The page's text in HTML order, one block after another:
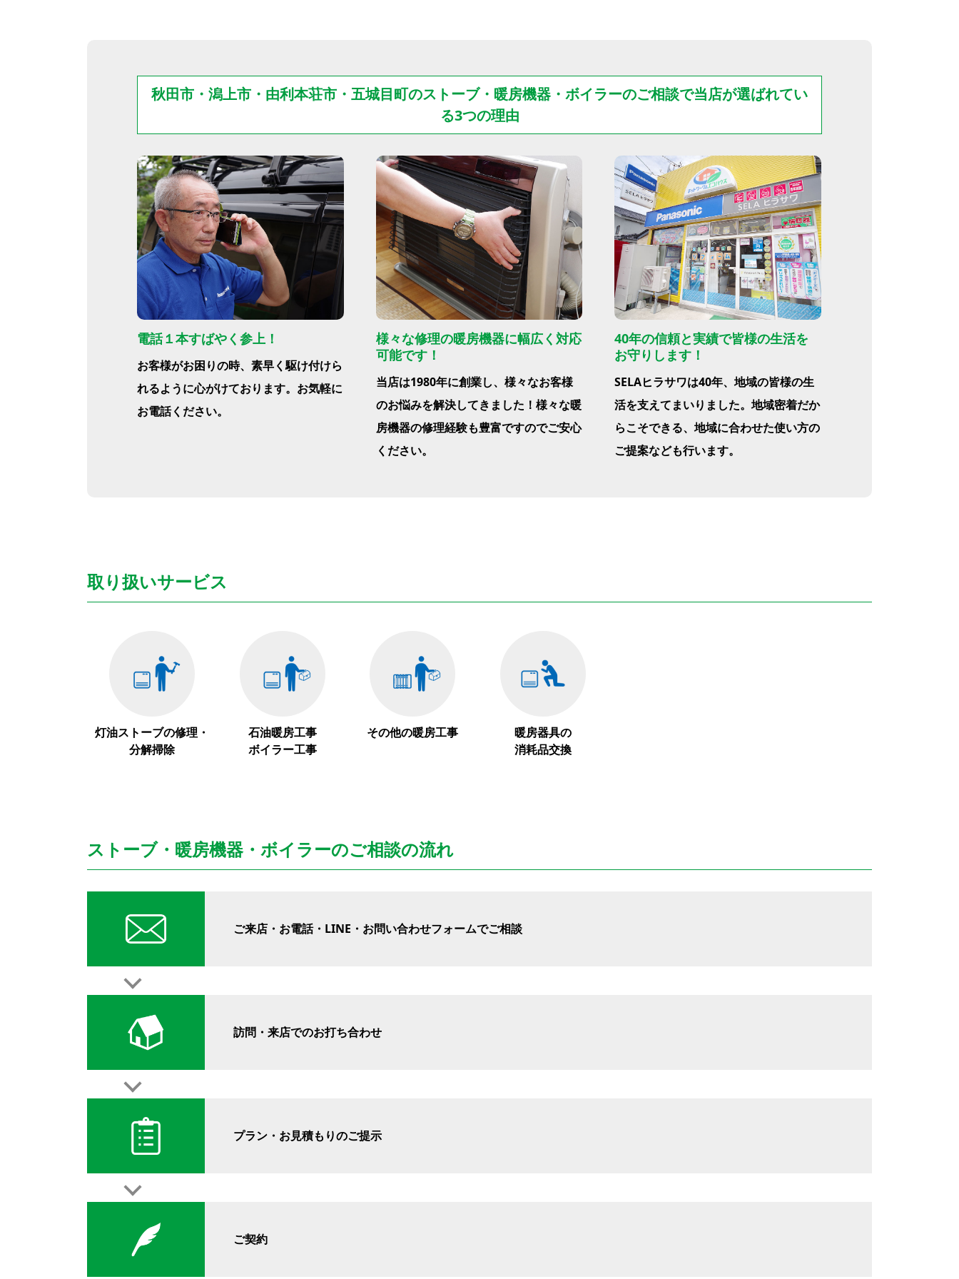
秋田市・潟上市・由利本荘市・五城目町のストーブ・暖房機器・ボイラーのご相談で当店が選ばれてい
る3つの理由
電話１本すばやく参上！
お客様がお困りの時、素早く駆け付けら
れるように心がけております。お気軽に
お電話ください。
様々な修理の暖房機器に幅広く対応
可能です！
当店は1980年に創業し、様々なお客様
のお悩みを解決してきました！様々な暖
房機器の修理経験も豊富ですのでご安心
ください。
40年の信頼と実績で皆様の生活を
お守りします！
SELAヒラサワは40年、地域の皆様の生
活を支えてまいりました。地域密着だか
らこそできる、地域に合わせた使い方の
ご提案なども行います。
取り扱いサービス
灯油ストーブの修理・
分解掃除
石油暖房工事
ボイラー工事
その他の暖房工事
暖房器具の
消耗品交換
ストーブ・暖房機器・ボイラーのご相談の流れ
ご来店・お電話・LINE・お問い合わせフォームでご相談
訪問・来店でのお打ち合わせ
プラン・お見積もりのご提示
ご契約